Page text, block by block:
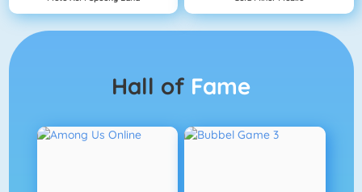
Hall of Fame